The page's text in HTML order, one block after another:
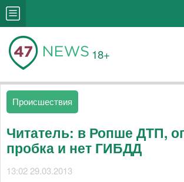
18+
Происшествия
Читатель: в Ропше ДТП,
пробка и нет ГИБДД
13:02 29.03.2013